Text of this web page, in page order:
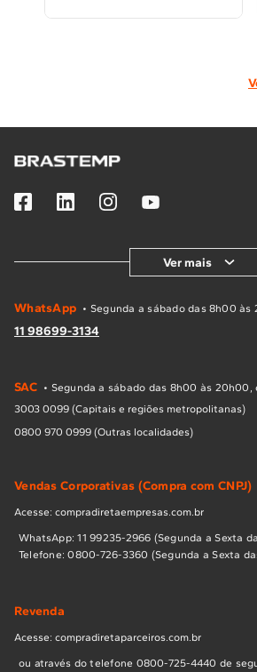
cooktops, coifas e
Ver mais
WhatsApp • Segunda a sábado das 8h00
11 98699-3134
SAC • Segunda a sábado das 8h00 às 20h00,
3003 0099 (Capitais e regiões metropolitanas)
0800 970 0999 (Outras localidades)
Vendas Corporativas (Compra com CNPJ)
Acesse: compradiretaempresas.com.br
WhatsApp: 11 99235-2966 (Segunda a Sexta
Telefone: 0800-726-3360 (Segunda a Sexta
Revenda
Acesse: compradiretaparceiros.com.br
ou através do telefone 0800-725-4440 de